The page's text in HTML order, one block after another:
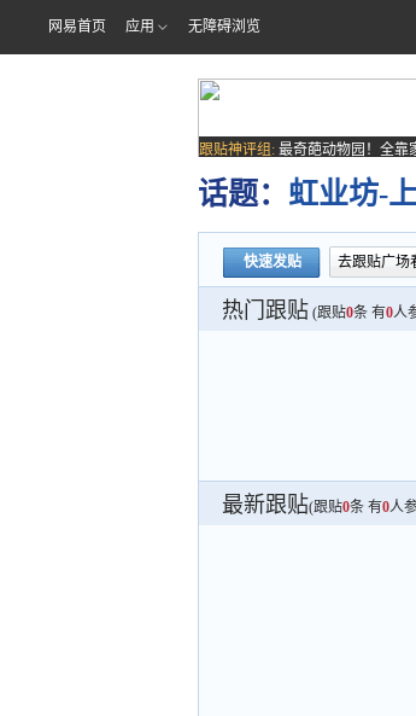
网易首页 应用 无障碍浏览
跟贴神评组: 最奇葩动物园！全靠
场子
话题： 虹业坊-
快速发贴 去跟贴广场
热门跟贴 (跟贴0条 有0人
最新跟贴(跟贴0条 有0人